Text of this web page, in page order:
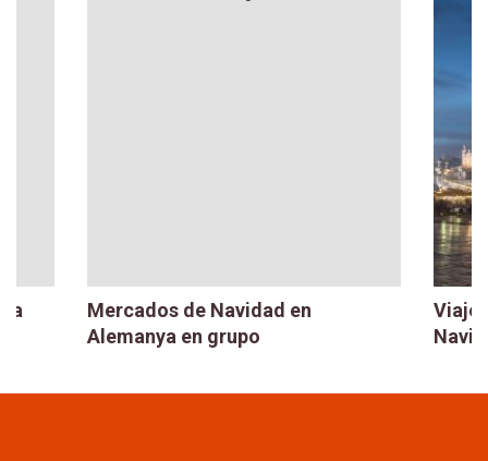
a
Mercados de Navidad en
Alemanya en grupo
Viaje